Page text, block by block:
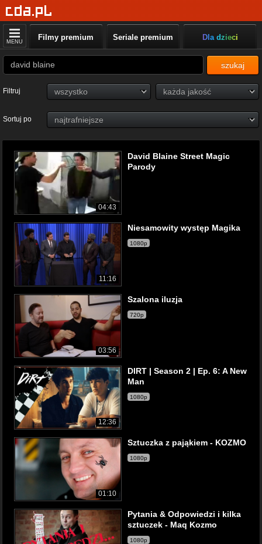
MENU Filmy premium Seriale premium Dla dzieci
szukaj
Filtruj
Sortuj po
04:43
David Blaine Street Magic
Parody
11:16
Niesamowity występ Magika
1080p
03:56
Szalona iluzja
720p
12:36
DIRT | Season 2 | Ep. 6: A New
Man
1080p
01:10
Sztuczka z pająkiem - KOZMO
1080p
Pytania & Odpowiedzi i kilka
sztuczek - Maq Kozmo
1080p